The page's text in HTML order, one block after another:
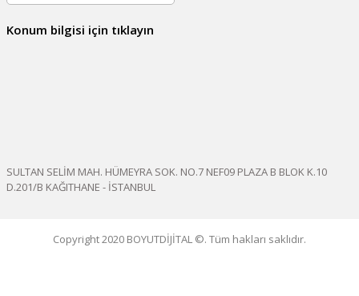
Konum bilgisi için tıklayın
SULTAN SELİM MAH. HÜMEYRA SOK. NO.7 NEF09 PLAZA B BLOK K.10
D.201/B KAĞITHANE - İSTANBUL
Copyright 2020 BOYUTDİJİTAL ©. Tüm hakları saklıdır.